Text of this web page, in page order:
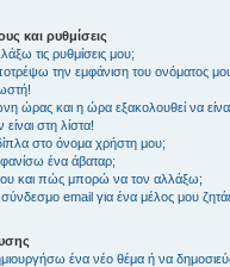
και ρυθμίσεις
τις ρυθμίσεις μου;
την εμφάνιση του ονόματος
ώρας και η ώρα εξακολουθεί να
στη λίστα!
δίπλα στο όνομα χρήστη μου;
ένα άβαταρ;
μου και πώς μπορώ να τον αλλάξω;
email για ένα μέλος μου
ένα νέο θέμα ή να